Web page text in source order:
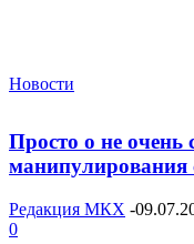
Новости
Просто о не очень
Редакция МКХ -
0